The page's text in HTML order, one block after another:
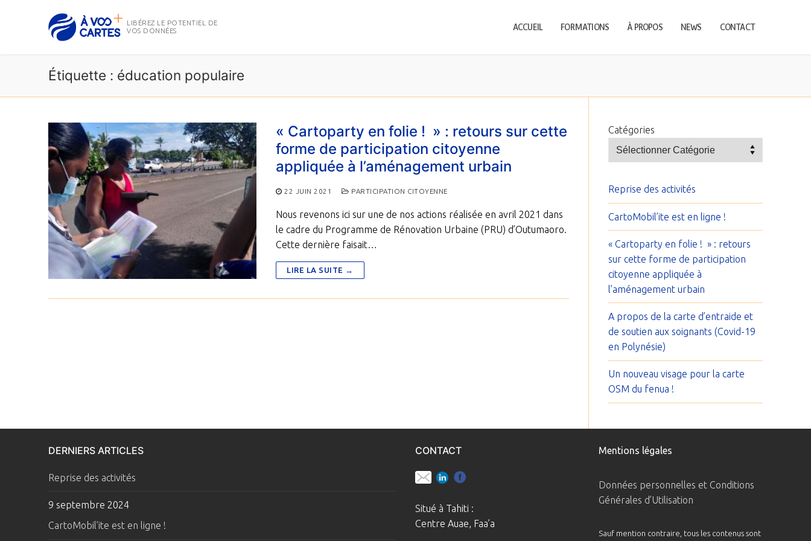
LIBÉREZ LE POTENTIEL DE
VOS DONNÉES
ACCUEIL FORMATIONS À PROPOS NEWS CONTACT
Étiquette : éducation populaire
« Cartoparty en folie ! » : retours sur cette
forme de participation citoyenne
appliquée à l’aménagement urbain
22 JUIN 2021 PARTICIPATION CITOYENNE
Nous revenons ici sur une de nos actions réalisée en avril 2021 dans
le cadre du Programme de Rénovation Urbaine (PRU) d’Outumaoro.
Cette dernière faisait…
LIRE LA SUITE →
Catégories
Reprise des activités
CartoMobil’ite est en ligne !
« Cartoparty en folie ! » : retours
sur cette forme de participation
citoyenne appliquée à
l’aménagement urbain
A propos de la carte d’entraide et
de soutien aux soignants (Covid-19
en Polynésie)
Un nouveau visage pour la carte
OSM du fenua !
DERNIERS ARTICLES
Reprise des activités
9 septembre 2024
CartoMobil’ite est en ligne !
CONTACT
Situé à Tahiti :
Centre Auae, Faa’a
Mentions légales
Données personnelles et Conditions
Générales d’Utilisation
Sauf mention contraire, tous les contenus sont